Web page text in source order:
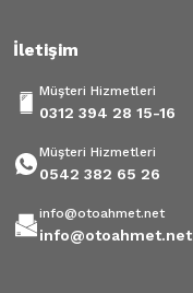
İletişim
Müşteri Hizmetleri
0312 394 28 15-16
Müşteri Hizmetleri
0542 382 65 26
info@otoahmet.net
info@otoahmet.net